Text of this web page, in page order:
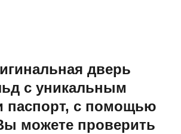
дверь
с уникальным
паспорт, с помощью
можете проверить